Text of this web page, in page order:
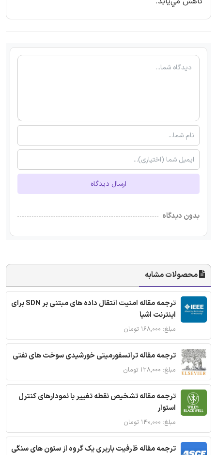
ارسال دیدگاه
بدون دیدگاه
محصولات مشابه
ترجمه مقاله امنیت انتقال داده های مبتنی بر SDN برای
اینترنت اشیا
مبلغ: ۱۶۸,۰۰۰ تومان
ترجمه مقاله ترانسفورمیتی خورشیدی سوخت های نفتی
مبلغ: ۱۲۸,۰۰۰ تومان
ترجمه مقاله تشخیص نقطه تغییر با نمودارهای کنترل
استوار
مبلغ: ۱۴۰,۰۰۰ تومان
ترجمه مقاله ظرفیت باربری یک گروه از ستون های سنگی